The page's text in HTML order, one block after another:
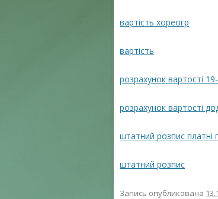
вартість хореогр
вартість
розрахунок вартості
розрахунок вартості
штатний розпис платні
штатний розпис
Запись опубликована